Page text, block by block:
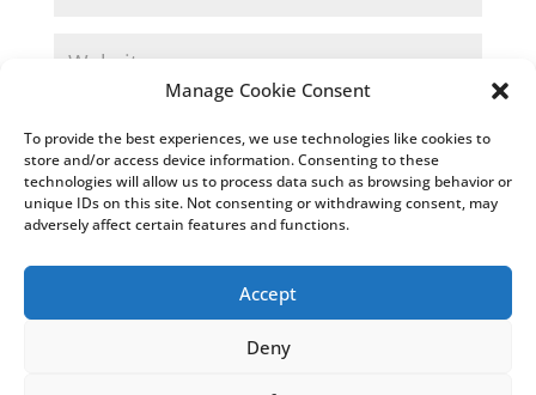
Manage Cookie Consent
To provide the best experiences, we use technologies like cookies to
store and/or access device information. Consenting to these
technologies will allow us to process data such as browsing behavior or
unique IDs on this site. Not consenting or withdrawing consent, may
adversely affect certain features and functions.
Accept
Deny
Browser für meinen nächsten Kommentar speichern.